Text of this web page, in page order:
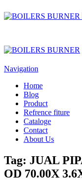
Navigation
Home
Blog
Product
Refrence fiture
Cataloge
Contact
About Us
Tag: JUAL
OD 70.00X